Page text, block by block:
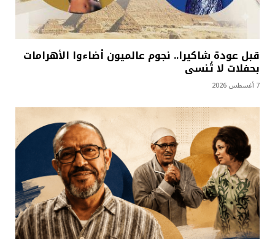
قبل عودة شاكيرا.. نجوم عالميون أضاءوا الأهرامات
بحفلات لا تُنسى
7 أغسطس 2026